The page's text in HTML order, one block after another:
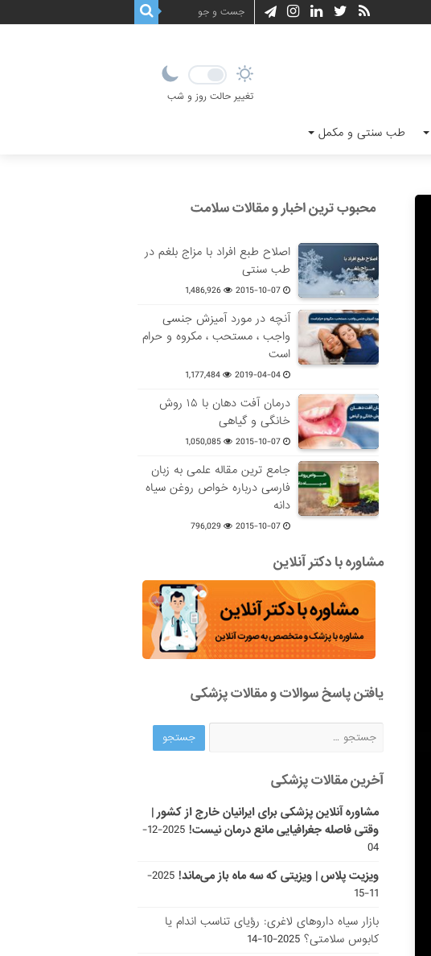
تغییر حالت روز و شب
طب سنتی و مکمل
محبوب ترین اخبار و مقالات سلامت
اصلاح طبع افراد با مزاج بلغم در
طب سنتی
2015-10-07
1,486,926
آنچه در مورد آمیزش جنسی
واجب ، مستحب ، مکروه و حرام
است
2019-04-04
1,177,484
درمان آفت دهان با ۱۵ روش
خانگی و گیاهی
2015-10-07
1,050,085
جامع ترین مقاله علمی به زبان
فارسی درباره خواص روغن سیاه
دانه
2015-10-07
796,029
مشاوره با دکتر آنلاین
یافتن پاسخ سوالات و مقالات پزشکی
آخرین مقالات پزشکی
مشاوره آنلاین پزشکی برای ایرانیان خارج از کشور |
وقتی فاصله جغرافیایی مانع درمان نیست!
2025-12-
04
ویزیت پلاس | ویزیتی که سه ماه باز می‌ماند!
2025-
11-15
بازار سیاه داروهای لاغری: رؤیای تناسب اندام یا
کابوس سلامتی؟ 2025-10-14